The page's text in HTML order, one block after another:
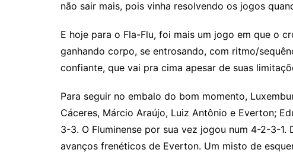
não sair mais, pois vinha resolvendo os jogos
E hoje para o Fla-Flu, foi mais um jogo em que o
ganhando corpo, se entrosando, com ritmo/
confiante, que vai pra cima apesar de suas
Para seguir no embalo do bom momento,
Cáceres, Márcio Araújo, Luiz Antônio e Everton;
3-3. O Fluminense por sua vez jogou num 4-2-3-
avanços frenéticos de Everton. Um misto de